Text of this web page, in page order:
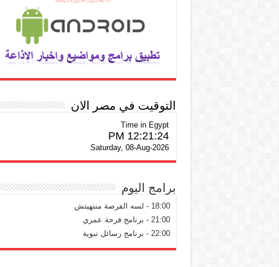
التوقيت في مصر الان
Time in Egypt
12:21:25 PM
Saturday, 08-Aug-2026
برامج اليوم
18:00 - لسه الفرصة منتهيتش
21:00 - برنامج فرحة عمري
22:00 - برنامج رسائل نبوية